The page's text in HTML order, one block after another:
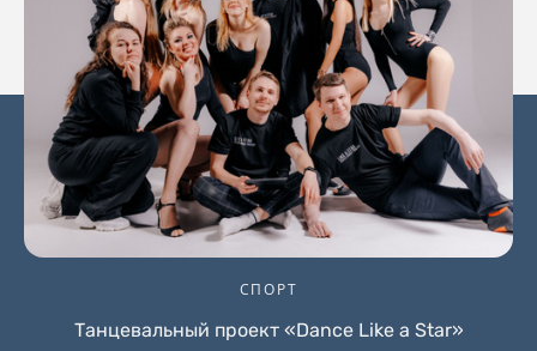
СПОРТ
Танцевальный проект «Dance Like a Star»